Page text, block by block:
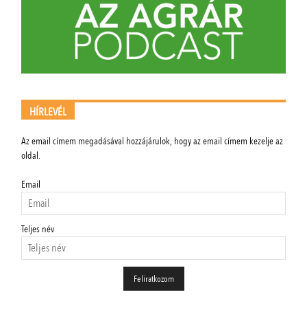
HÍRLEVÉL
Az email címem megadásával hozzájárulok, hogy az email címem kezelje az
oldal.
Email
Teljes név